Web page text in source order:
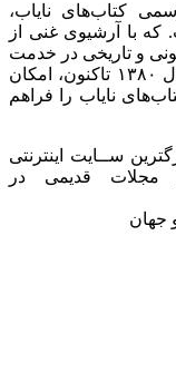
کتاب‌های نایاب،
با آرشیوی غنی از
و تاریخی در خدمت
دوست‌داران فرهنگ و ادب هستیم ما از سال ۱۳۸۰ تاکنون، امکان
نایاب را فراهم
ســایت اینترنتی
قدیمی در
جهان